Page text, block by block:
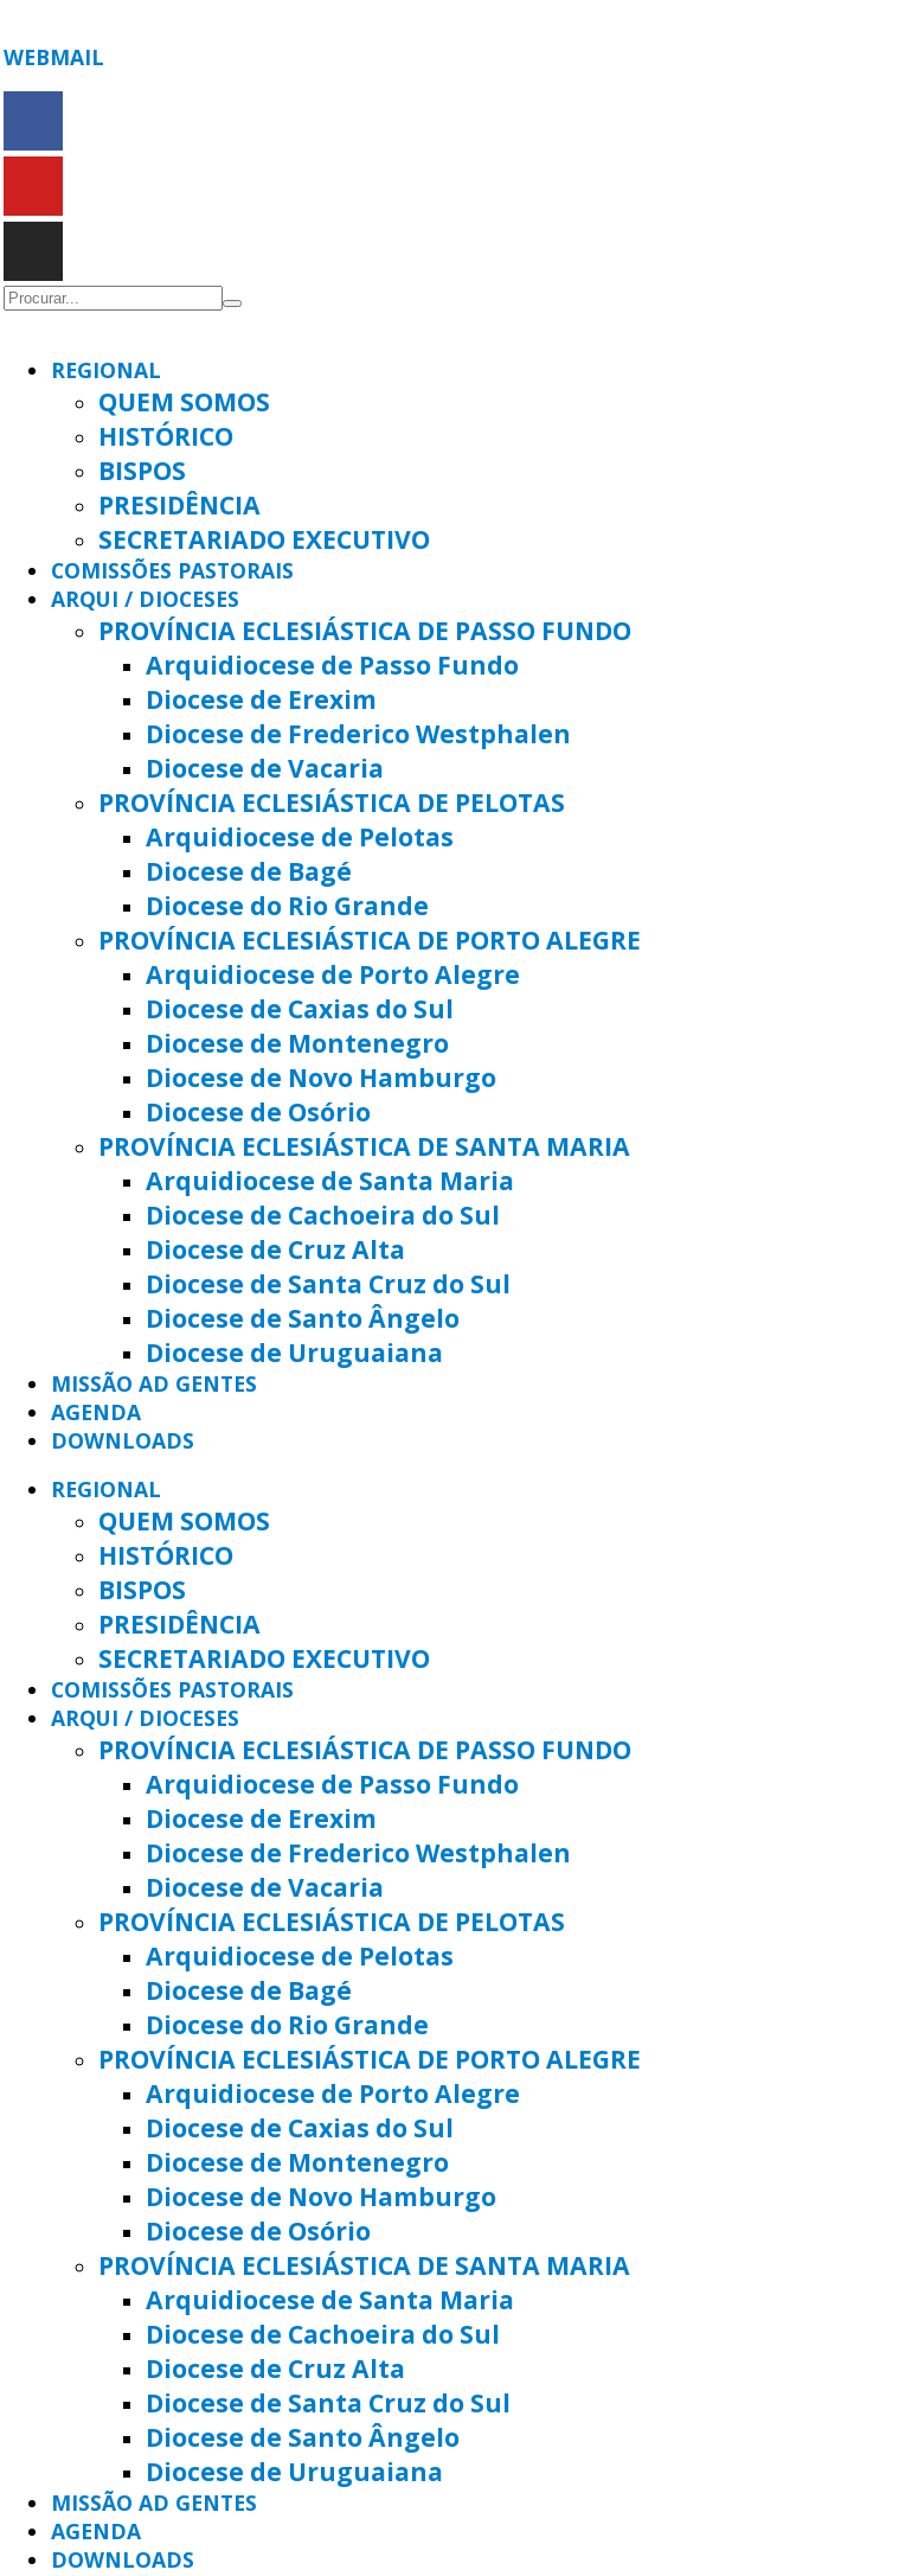
WEBMAIL
REGIONAL
QUEM SOMOS
HISTÓRICO
BISPOS
PRESIDÊNCIA
SECRETARIADO EXECUTIVO
COMISSÕES PASTORAIS
ARQUI / DIOCESES
PROVÍNCIA ECLESIÁSTICA DE PASSO FUNDO
Arquidiocese de Passo Fundo
Diocese de Erexim
Diocese de Frederico Westphalen
Diocese de Vacaria
PROVÍNCIA ECLESIÁSTICA DE PELOTAS
Arquidiocese de Pelotas
Diocese de Bagé
Diocese do Rio Grande
PROVÍNCIA ECLESIÁSTICA DE PORTO ALEGRE
Arquidiocese de Porto Alegre
Diocese de Caxias do Sul
Diocese de Montenegro
Diocese de Novo Hamburgo
Diocese de Osório
PROVÍNCIA ECLESIÁSTICA DE SANTA MARIA
Arquidiocese de Santa Maria
Diocese de Cachoeira do Sul
Diocese de Cruz Alta
Diocese de Santa Cruz do Sul
Diocese de Santo Ângelo
Diocese de Uruguaiana
MISSÃO AD GENTES
AGENDA
DOWNLOADS
REGIONAL
QUEM SOMOS
HISTÓRICO
BISPOS
PRESIDÊNCIA
SECRETARIADO EXECUTIVO
COMISSÕES PASTORAIS
ARQUI / DIOCESES
PROVÍNCIA ECLESIÁSTICA DE PASSO FUNDO
Arquidiocese de Passo Fundo
Diocese de Erexim
Diocese de Frederico Westphalen
Diocese de Vacaria
PROVÍNCIA ECLESIÁSTICA DE PELOTAS
Arquidiocese de Pelotas
Diocese de Bagé
Diocese do Rio Grande
PROVÍNCIA ECLESIÁSTICA DE PORTO ALEGRE
Arquidiocese de Porto Alegre
Diocese de Caxias do Sul
Diocese de Montenegro
Diocese de Novo Hamburgo
Diocese de Osório
PROVÍNCIA ECLESIÁSTICA DE SANTA MARIA
Arquidiocese de Santa Maria
Diocese de Cachoeira do Sul
Diocese de Cruz Alta
Diocese de Santa Cruz do Sul
Diocese de Santo Ângelo
Diocese de Uruguaiana
MISSÃO AD GENTES
AGENDA
DOWNLOADS